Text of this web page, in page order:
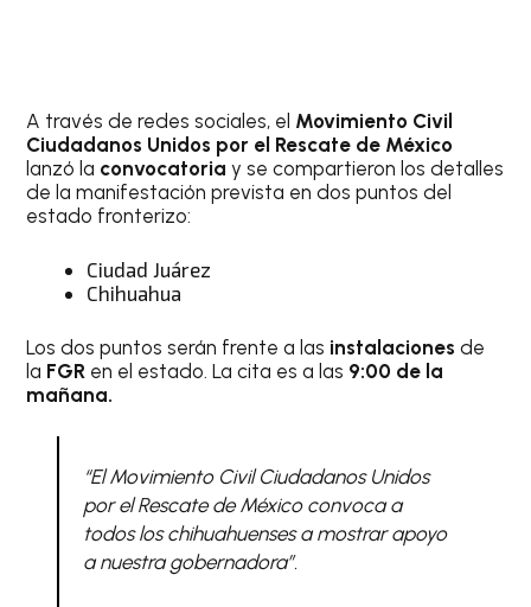
A través de redes sociales, el Movimiento Civil
Ciudadanos Unidos por el Rescate de México
lanzó la convocatoriay se compartieron los detalles
de la manifestación prevista en dos puntos del
estado fronterizo:
Ciudad Juárez
Chihuahua
Los dos puntos serán frente a las instalacionesde
la FGR en el estado. La cita es a las 9:00 de la
mañana.
“El Movimiento Civil Ciudadanos Unidos
por el Rescate de México convoca a
todos los chihuahuenses a mostrar apoyo
a nuestra gobernadora”.